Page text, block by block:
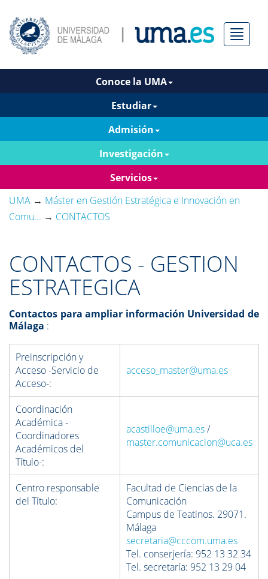
Menú
Conoce la UMA
Estudiar
Admisión
Investigación
Servicios
UMA → Máster en Gestión Estratégica e Innovación en
Comu... → CONTACTOS
CONTACTOS - GESTION
ESTRATEGICA
Contactos para ampliar información Universidad de
Málaga :
Preinscripción y
Acceso -Servicio de
Acceso-:
acceso_master@uma.es
Coordinación
Académica -
Coordinadores
Académicos del
Título-:
acastilloe@uma.es/
master.comunicacion@uca.es
Centro responsable
del Título:
Facultad de Ciencias de la
Comunicación
Campus de Teatinos. 29071.
Málaga
secretaria@cccom.uma.es
Tel. conserjería: 952 13 32 34
Tel. secretaría: 952 13 29 04